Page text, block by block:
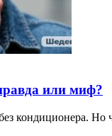
или миф?
кондиционера. Но